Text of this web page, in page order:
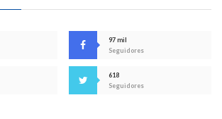
97 mil
Seguidores
618
Seguidores